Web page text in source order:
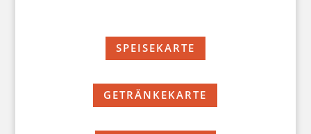
SPEISEKARTE
GETRÄNKEKARTE